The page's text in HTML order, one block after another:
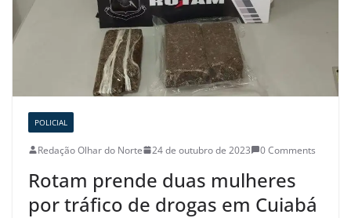
POLICIAL
Redação Olhar do Norte 24 de outubro de 2023 0 Comments
Rotam prende duas mulheres
por tráfico de drogas em Cuiabá